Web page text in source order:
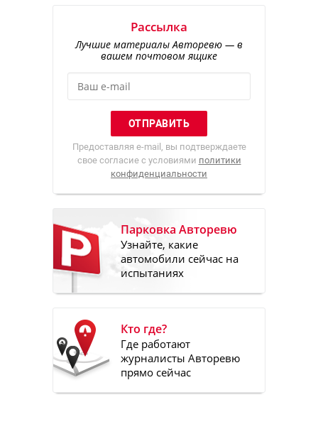
Рассылка
Лучшие материалы Авторевю — в
вашем почтовом ящике
Предоставляя e-mail, вы подтверждаете
свое согласие с условиями политики
конфиденциальности
Парковка Авторевю
Узнайте, какие
автомобили сейчас на
испытаниях
Кто где?
Где работают
журналисты Авторевю
прямо сейчас